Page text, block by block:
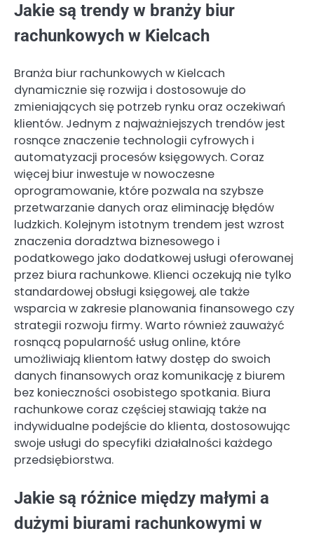
Jakie są trendy w branży biur
rachunkowych w Kielcach
Branża biur rachunkowych w Kielcach
dynamicznie się rozwija i dostosowuje do
zmieniających się potrzeb rynku oraz oczekiwań
klientów. Jednym z najważniejszych trendów jest
rosnące znaczenie technologii cyfrowych i
automatyzacji procesów księgowych. Coraz
więcej biur inwestuje w nowoczesne
oprogramowanie, które pozwala na szybsze
przetwarzanie danych oraz eliminację błędów
ludzkich. Kolejnym istotnym trendem jest wzrost
znaczenia doradztwa biznesowego i
podatkowego jako dodatkowej usługi oferowanej
przez biura rachunkowe. Klienci oczekują nie tylko
standardowej obsługi księgowej, ale także
wsparcia w zakresie planowania finansowego czy
strategii rozwoju firmy. Warto również zauważyć
rosnącą popularność usług online, które
umożliwiają klientom łatwy dostęp do swoich
danych finansowych oraz komunikację z biurem
bez konieczności osobistego spotkania. Biura
rachunkowe coraz częściej stawiają także na
indywidualne podejście do klienta, dostosowując
swoje usługi do specyfiki działalności każdego
przedsiębiorstwa.
Jakie są różnice między małymi a
dużymi biurami rachunkowymi w